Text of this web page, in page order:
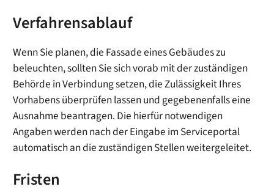
Verfahrensablauf
Wenn Sie planen, die Fassade eines Gebäudes zu
beleuchten, sollten Sie sich vorab mit der zuständigen
Behörde in Verbindung setzen, die Zulässigkeit Ihres
Vorhabens überprüfen lassen und gegebenenfalls eine
Ausnahme beantragen. Die hierfür notwendigen
Angaben werden nach der Eingabe im Serviceportal
automatisch an die zuständigen Stellen weitergeleitet.
Fristen